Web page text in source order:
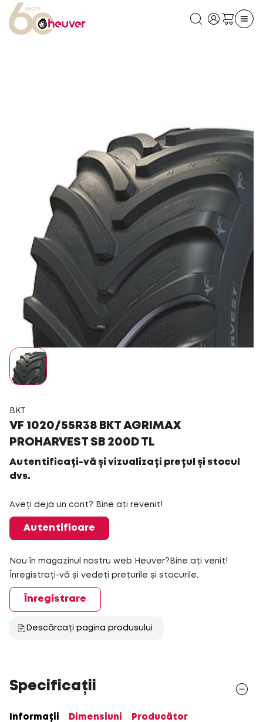
BKT
VF 1020/55R38 BKT AGRIMAX
PROHARVEST SB 200D TL
Autentificați-vă și vizualizați prețul și stocul
dvs.
Aveți deja un cont? Bine ați revenit!
Autentificare
Nou în magazinul nostru web Heuver?Bine ați venit!
Înregistrați-vă și vedeți prețurile și stocurile.
Înregistrare
Descărcați pagina produsului
Specificații
Informații Dimensiuni Producător